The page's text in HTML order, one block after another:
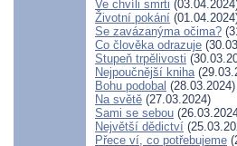
Ve chvíli smrti
Životní pokání
Se zavázanýma očima?
Co člověka odrazuje
Stupeň trpělivosti
Nejpoučnější kniha
Bohu podobal (28.03.2024)
Na světě (27.03.2024)
Sami se sebou
Největší dědictví
Přece ví, co potřebujeme